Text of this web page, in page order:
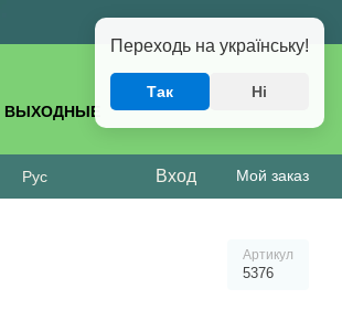
ВЫХОДНЫЕ
093-619-80-70
Рус Вход Мой заказ
Артикул
5376
Переходь на українську!
Так Ні